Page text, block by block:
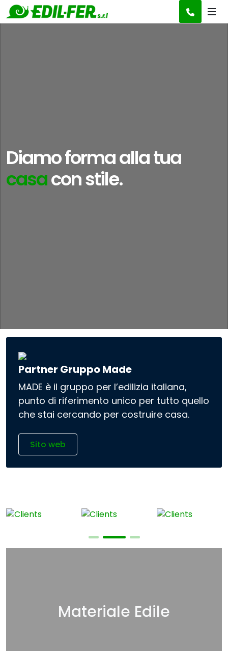
Diamo forma alla tua
con stile.
Partner Gruppo Made
MADE è il gruppo per l’edilizia italiana,
punto di riferimento unico per tutto quello
che stai cercando per costruire casa.
Sito web
Materiale Edile